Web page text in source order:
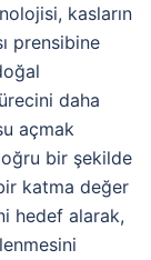
kasların
prensibine
daha
açmak
bir şekilde
katma değer
hedef alarak,